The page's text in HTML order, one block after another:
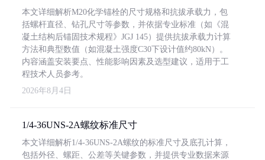
本文详细解析M20化学锚栓的尺寸规格和抗拔承载力，包
括螺杆直径、钻孔尺寸等参数，并依据专业标准（如《混
凝土结构后锚固技术规程》JGJ 145）提供抗拔承载力计算
方法和典型数值（如混凝土强度C30下设计值约80kN）。
内容涵盖安装要点、性能影响因素及选型建议，适用于工
程技术人员参考。
2026年8月4日
1/4-36UNS-2A螺纹标准尺寸
本文详细解析1/4-36UNS-2A螺纹的标准尺寸及底孔计算，
包括外径、螺距、公差等关键参数，并提供专业数据来源